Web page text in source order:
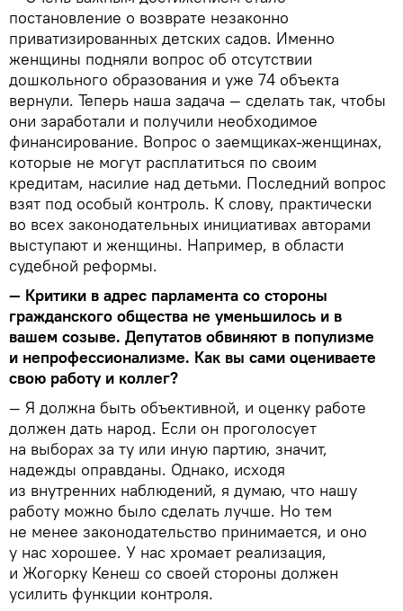
постановление о возврате незаконно
приватизированных детских садов. Именно
женщины подняли вопрос об отсутствии
дошкольного образования и уже 74 объекта
вернули. Теперь наша задача — сделать так, чтобы
они заработали и получили необходимое
финансирование. Вопрос о заемщиках-женщинах,
которые не могут расплатиться по своим
кредитам, насилие над детьми. Последний вопрос
взят под особый контроль. К слову, практически
во всех законодательных инициативах авторами
выступают и женщины. Например, в области
судебной реформы.
— Критики в адрес парламента со стороны
гражданского общества не уменьшилось и в
вашем созыве. Депутатов обвиняют в популизме
и непрофессионализме. Как вы сами оцениваете
свою работу и коллег?
— Я должна быть объективной, и оценку работе
должен дать народ. Если он проголосует
на выборах за ту или иную партию, значит,
надежды оправданы. Однако, исходя
из внутренних наблюдений, я думаю, что нашу
работу можно было сделать лучше. Но тем
не менее законодательство принимается, и оно
у нас хорошее. У нас хромает реализация,
и Жогорку Кенеш со своей стороны должен
усилить функции контроля.